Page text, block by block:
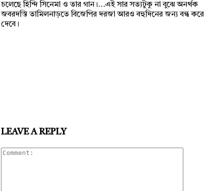
চলেছে হিন্দি সিনেমা ও তার গান।…এই সার সত্যটুকু না বুঝে অনর্থক
জবরদস্তি তামিলনাড়তে বিজেপির দরজা আরও বহুদিনের জন্য বন্ধ করে
দেবে।
LEAVE A REPLY